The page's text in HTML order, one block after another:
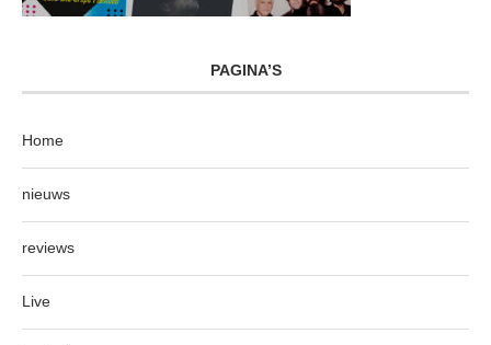
PAGINA’S
Home
nieuws
reviews
Live